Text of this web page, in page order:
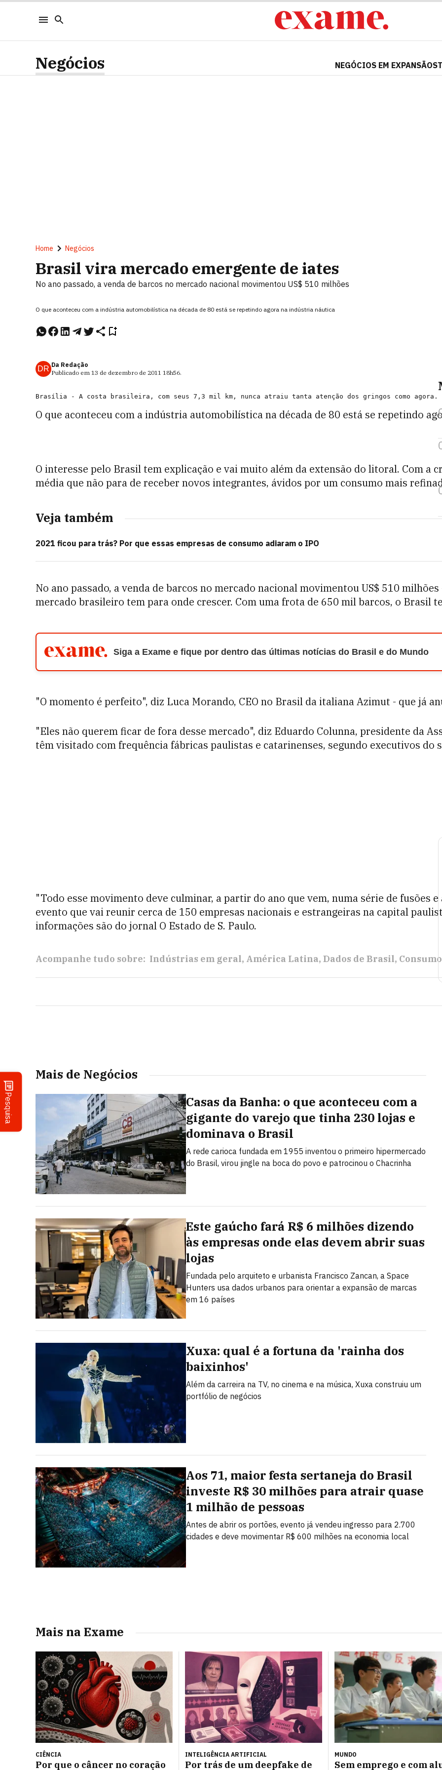
Pesquisa
Negócios NEGÓCIOS EM EXPANSÃO
Home Negócios
Brasil vira mercado emergente de iates
No ano passado, a venda de barcos no mercado nacional movimentou US$ 510 milhões
O que aconteceu com a indústria automobilística na década de 80 está se repetindo agora na indústria náutica
DR Da Redação
Publicado em 13 de dezembro de 2011 18h56.
O que aconteceu com a indústria automobilística na década de 80 está se repetindo
O interesse pelo Brasil tem explicação e vai muito além da extensão do litoral. Com a
média que não para de receber novos integrantes, ávidos por um consumo mais
Veja também
2021 ficou para trás? Por que essas empresas de consumo adiaram o IPO
No ano passado, a venda de barcos no mercado nacional movimentou US$ 510
mercado brasileiro tem para onde crescer. Com uma frota de 650 mil barcos, o Brasil
Siga a Exame e fique por dentro das últimas notícias do Brasil e do Mundo
"O momento é perfeito", diz Luca Morando, CEO no Brasil da italiana Azimut - que já
"Eles não querem ficar de fora desse mercado", diz Eduardo Colunna, presidente da
têm visitado com frequência fábricas paulistas e catarinenses, segundo executivos do
"Todo esse movimento deve culminar, a partir do ano que vem, numa série de
evento que vai reunir cerca de 150 empresas nacionais e estrangeiras na capital
informações são do jornal O Estado de S. Paulo.
Acompanhe tudo sobre: Indústrias em geral América Latina Dados de Brasil Consumo
Mais de Negócios
Casas da Banha: o que aconteceu com a
gigante do varejo que tinha 230 lojas e
dominava o Brasil
A rede carioca fundada em 1955 inventou o primeiro hipermercado
do Brasil, virou jingle na boca do povo e patrocinou o Chacrinha
Este gaúcho fará R$ 6 milhões dizendo
às empresas onde elas devem abrir suas
lojas
Fundada pelo arquiteto e urbanista Francisco Zancan, a Space
Hunters usa dados urbanos para orientar a expansão de marcas
em 16 países
Xuxa: qual é a fortuna da 'rainha dos
baixinhos'
Além da carreira na TV, no cinema e na música, Xuxa construiu um
portfólio de negócios
Aos 71, maior festa sertaneja do Brasil
investe R$ 30 milhões para atrair quase
1 milhão de pessoas
Antes de abrir os portões, evento já vendeu ingresso para 2.700
cidades e deve movimentar R$ 600 milhões na economia local
Mais na Exame
CIÊNCIA
Por que o câncer no coração
INTELIGÊNCIA ARTIFICIAL
Por trás de um deepfake de
MUNDO
Sem emprego e com